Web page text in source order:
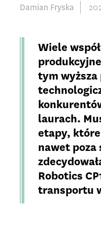
Damian Fryska
Wiele
tym wyższa
laurach.
etapy,
nawet poza
Robotics
transportu